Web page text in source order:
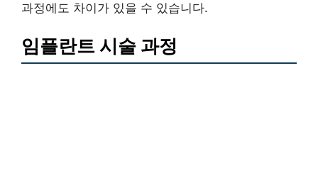
과정에도 차이가 있을 수 있습니다.
임플란트 시술 과정